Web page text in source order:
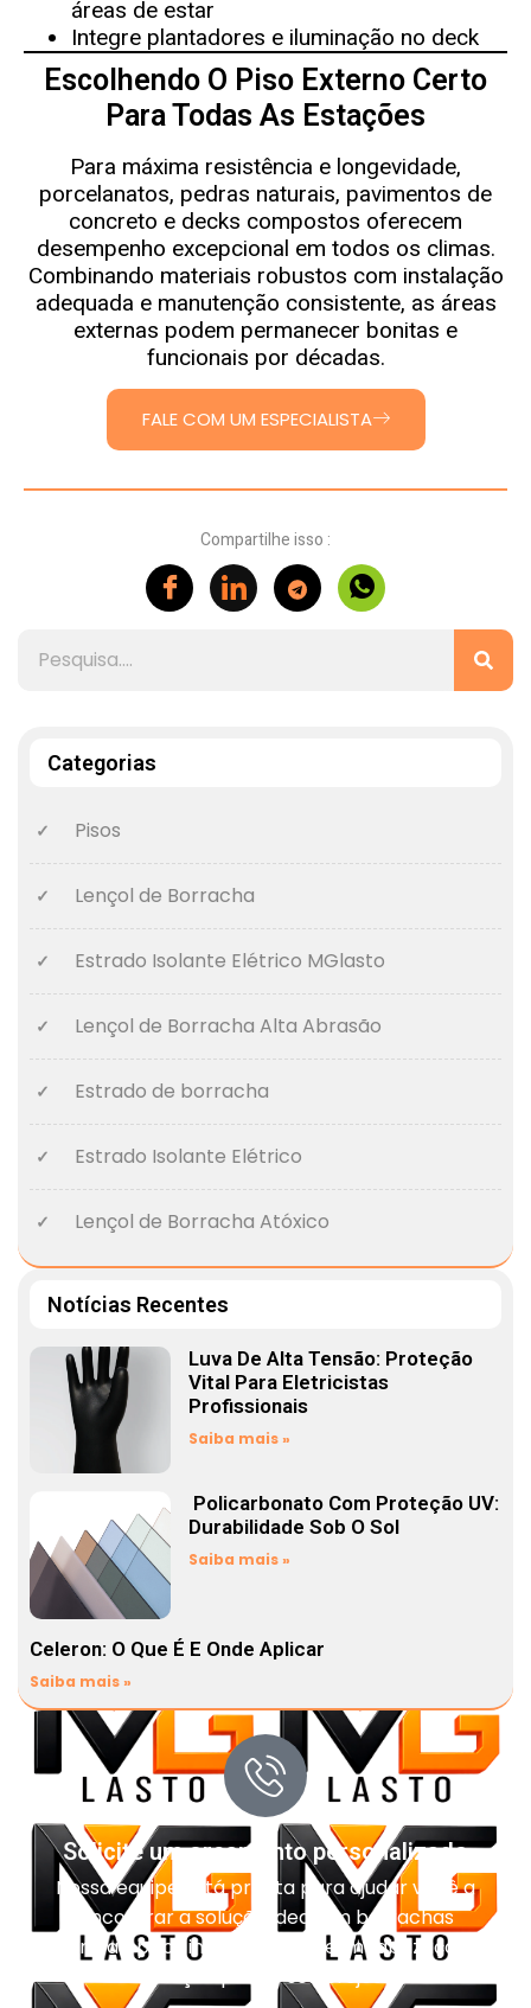
áreas de estar
Integre plantadores e iluminação no deck
Escolhendo O Piso Externo Certo
Para Todas As Estações
Para máxima resistência e longevidade,
porcelanatos, pedras naturais, pavimentos de
concreto e decks compostos oferecem
desempenho excepcional em todos os climas.
Combinando materiais robustos com instalação
adequada e manutenção consistente, as áreas
externas podem permanecer bonitas e
funcionais por décadas.
FALE COM UM ESPECIALISTA
Compartilhe isso :
Categorias
Pisos
Lençol de Borracha
Estrado Isolante Elétrico MGlasto
Lençol de Borracha Alta Abrasão
Estrado de borracha
Estrado Isolante Elétrico
Lençol de Borracha Atóxico
Notícias Recentes
Luva De Alta Tensão: Proteção
Vital Para Eletricistas
Profissionais
Saiba mais »
Policarbonato Com Proteção UV:
Durabilidade Sob O Sol
Saiba mais »
Celeron: O Que É E Onde Aplicar
Saiba mais »
Solicite um orçamento personalizado
Nossa equipe está pronta para ajudar você a
encontrar a solução ideal em borrachas
técnicas, pisos industriais, impermeabilização e
vedação para o seu projeto.